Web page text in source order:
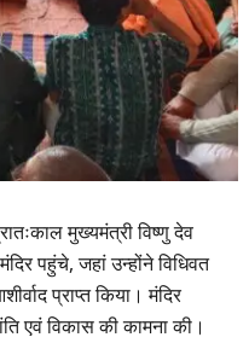
मुख्यमंत्री विष्णु देव
पहुंचे, जहां उन्होंने विधिवत
प्राप्त किया। मंदिर
एवं विकास की कामना की।